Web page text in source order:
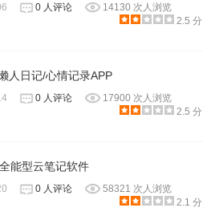
题
WizNote 或盘符/Program
Wiz.ini文件，用记事本打开，将
携版本运行，数据保存在安装目录
0 人评论
14130 次人浏览
2.5 分
人日记/心情记录APP
0 人评论
17900 次人浏览
2.5 分
能型云笔记软件
0 人评论
58321 次人浏览
2.1 分